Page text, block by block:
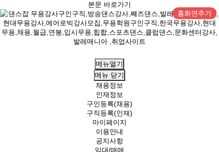
본문 바로가기
홈화면추가
메뉴열기
메뉴 닫기
채용정보
인재정보
구인등록(채용)
구직등록(인재)
마이페이지
이용안내
공지사항
임대/매매